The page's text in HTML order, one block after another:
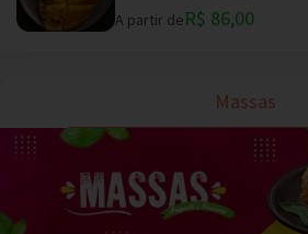
A partir deR$ 86,00
Massas